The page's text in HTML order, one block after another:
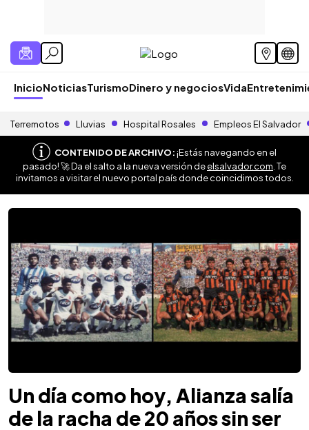
InicioNoticiasTurismoDinero y negociosVida
Terremotos Lluvias Hospital Rosales Empleos El Salvador
CONTENIDO DE ARCHIVO:¡Estás navegando en el
pasado! 🚀 Da el salto a la nueva versión deelsalvador.com . Te
invitamos a visitar el nuevo portal país donde coincidimos todos.
Un día como hoy, Alianza salía
de la racha de 20 años sin ser